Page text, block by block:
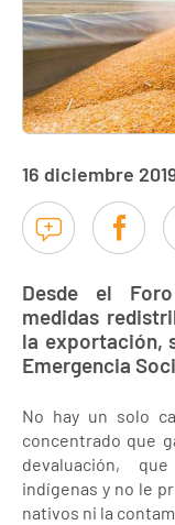
16 diciembre
Desde el
medidas
la exportación,
Emergencia
No hay un solo
concentrado que
devaluación,
indígenas y no le
nativos ni la